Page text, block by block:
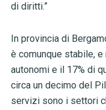
di diritti.”
In provincia di
è comunque stabile, e
autonomi e il 17% di
circa un decimo del
servizi sono i settori